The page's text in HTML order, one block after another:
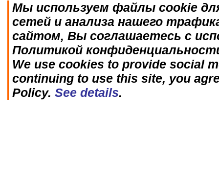
Мы используем файлы cookie
сетей и анализа нашего
сайтом, Вы соглашаетесь с
Политикой
We use cookies to provide social
continuing to use this site, you
Policy. See details.